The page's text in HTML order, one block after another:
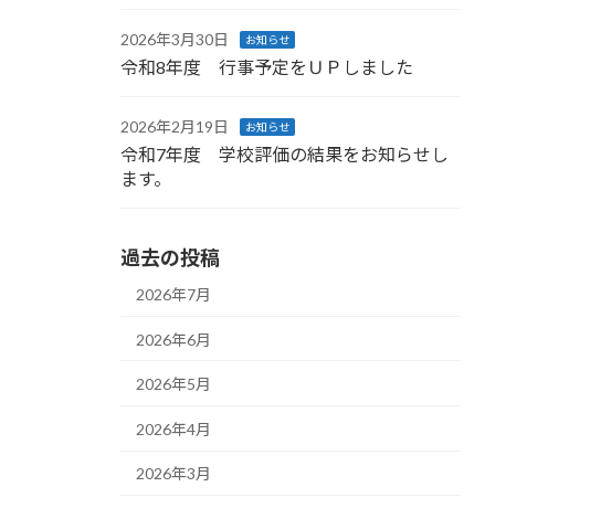
2026年3月30日 お知らせ
令和8年度 行事予定をＵＰしました
2026年2月19日 お知らせ
令和7年度 学校評価の結果をお知らせし
ます。
過去の投稿
2026年7月
2026年6月
2026年5月
2026年4月
2026年3月